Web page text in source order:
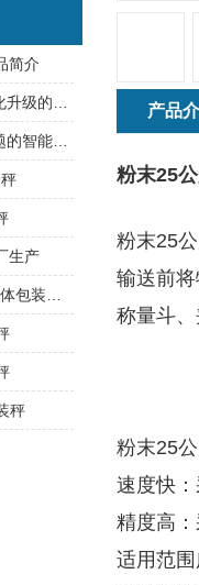
产品
粉末25
粉末25
输送前
称量斗
粉末25
速度快
精度高
适用范
简介
生产
秤